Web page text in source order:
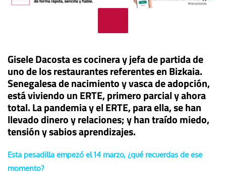
Gisele Dacosta es cocinera y jefa de partida de
uno de los restaurantes referentes en Bizkaia.
Senegalesa de nacimiento y vasca de adopción,
está viviendo un ERTE, primero parcial y ahora
total. La pandemia y el ERTE, para ella, se han
llevado dinero y relaciones; y han traído miedo,
tensión y sabios aprendizajes.
Esta pesadilla empezó el 14 marzo, ¿qué recuerdas de ese
momento?